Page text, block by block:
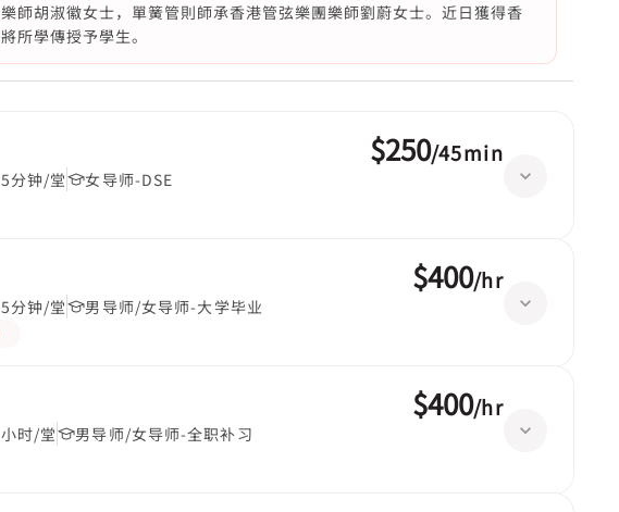
師胡淑徽女士，單簧管則師承香港管弦樂團樂師劉蔚女士。近日獲得香
所學傳授予學生。
分钟/堂 女导师-DSE
$250/45min
分钟/堂 男导师/女导师-大学毕业
$400/hr
时/堂 男导师/女导师-全职补习
$400/hr